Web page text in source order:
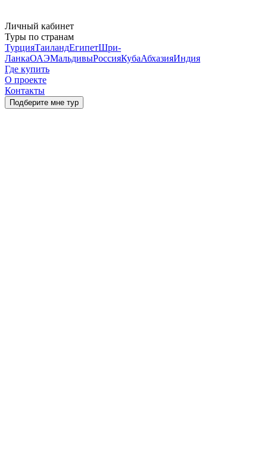
Личный кабинет
Туры по странам
ТурцияТаиландЕгипетШри-
ЛанкаОАЭМальдивыРоссияКубаАбхазияИндия
Где купить
О проекте
Контакты
Подберите мне тур